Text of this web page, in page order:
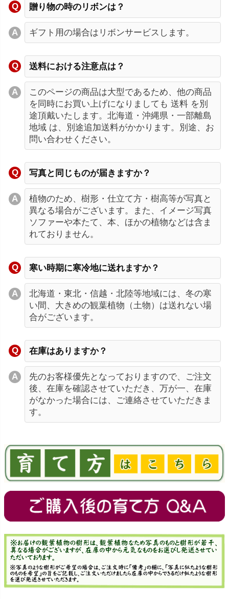
贈り物の時のリボンは？
ギフト用の場合はリボンサービスします。
送料における注意点は？
このページの商品は大型であるため、他の商品
を同時にお買い上げになりましても 送料 を別
途頂戴いたします。北海道・沖縄県・一部離島
地域 は、別途追加送料がかかります。別途、お
問い合わせください。
写真と同じものが届きますか？
植物のため、樹形・仕立て方・樹高等が写真と
異なる場合がございます。また、イメージ写真
ソファーや本たて、本、ほかの植物などは含ま
れておりません。
寒い時期に寒冷地に送れますか？
北海道・東北・信越・北陸等地域には、冬の寒
い間、大きめの観葉植物（土物）は送れない場
合がございます。
在庫はありますか？
先のお客様優先となっておりますので、ご注文
後、在庫を確認させていただき、万が一、在庫
がなかった場合には、ご連絡させていただきま
す。